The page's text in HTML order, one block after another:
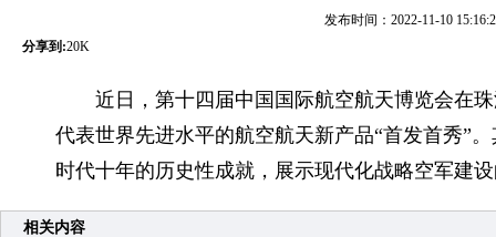
发布时间：2022-11-10
分享到:20K
近日，第十四届中国国际航空航天博览会在
代表世界先进水平的航空航天新产品“首发首秀”
时代十年的历史性成就，展示现代化战略空军建
相关内容